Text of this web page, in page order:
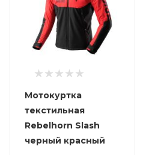
Мотокуртка
текстильная
Rebelhorn Slash
черный красный